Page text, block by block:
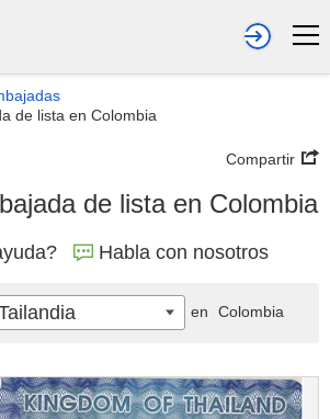
de lista en Colombia
Compartir
de lista en Colombia
Habla con nosotros
en Colombia